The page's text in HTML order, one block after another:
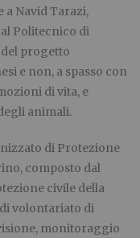
a Navid Tarazi,
Politecnico di
progetto
e non, a spasso con
di vita, e
animali.
di Protezione
composto dal
civile della
volontariato di
monitoraggio